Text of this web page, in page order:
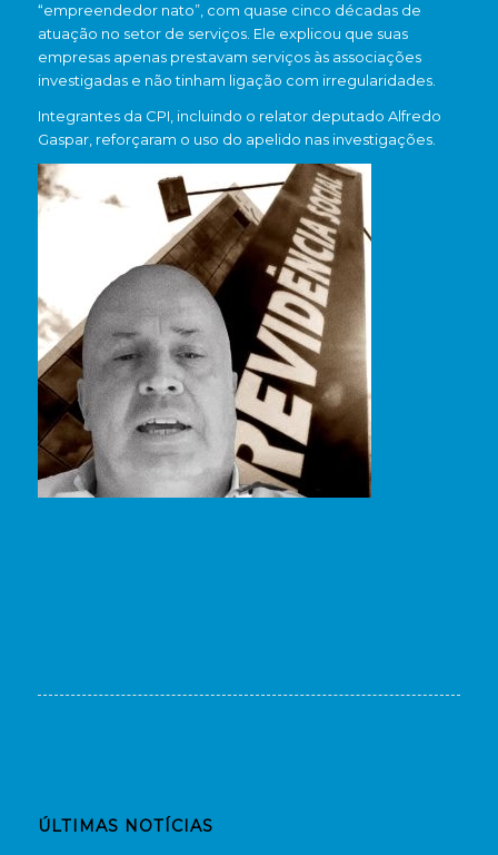
“empreendedor nato”, com quase cinco décadas de
atuação no setor de serviços. Ele explicou que suas
empresas apenas prestavam serviços às associações
investigadas e não tinham ligação com irregularidades.
Integrantes da CPI, incluindo o relator deputado Alfredo
Gaspar, reforçaram o uso do apelido nas investigações.
ÚLTIMAS NOTÍCIAS